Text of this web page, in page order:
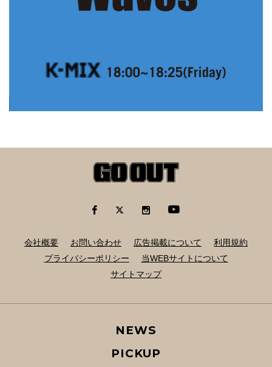
会社概要 お問い合わせ 広告掲載について
利用規約
プライバシーポリシー
当WEBサイトについて
サイトマップ
NEWS
PICKUP